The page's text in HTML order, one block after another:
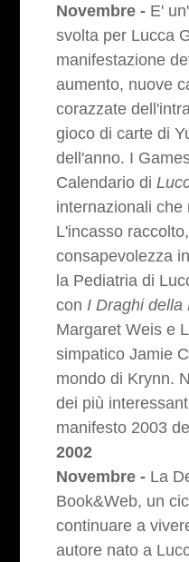
Novembre - E'
svolta per Lucca
manifestazione
aumento, nuove
corazzate
gioco di carte di
dell'anno. I
Calendario di
internazionali
L'incasso
consapevolezza
la Pediatria di
con I Draghi
Margaret Weis e
simpatico Jamie
mondo di Krynn.
dei più
manifesto 2003
2002
Novembre - La
Book&Web, un
continuare a
autore nato a